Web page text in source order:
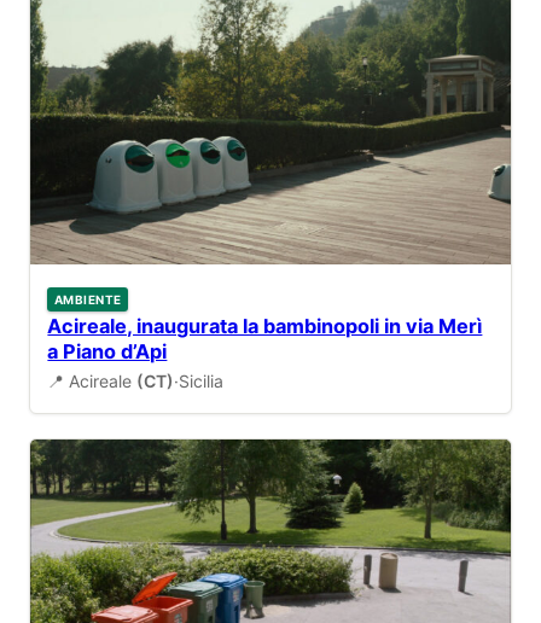
AMBIENTE
Acireale, inaugurata la bambinopoli in via Merì
a Piano d’Api
📍 Acireale (CT)·Sicilia